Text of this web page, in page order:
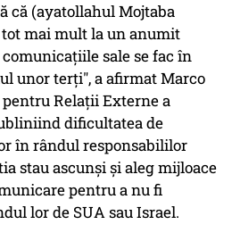
că (ayatollahul Mojtaba
mai mult la un anumit
sale se fac în
unor terţi", a afirmat Marco
Relaţii Externe a
dificultatea de
în rândul responsabililor
stau ascunşi şi aleg mijloace
pentru a nu fi
lor de SUA sau Israel.